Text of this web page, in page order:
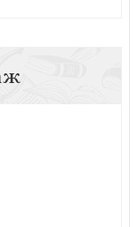
на полях.
по школьной